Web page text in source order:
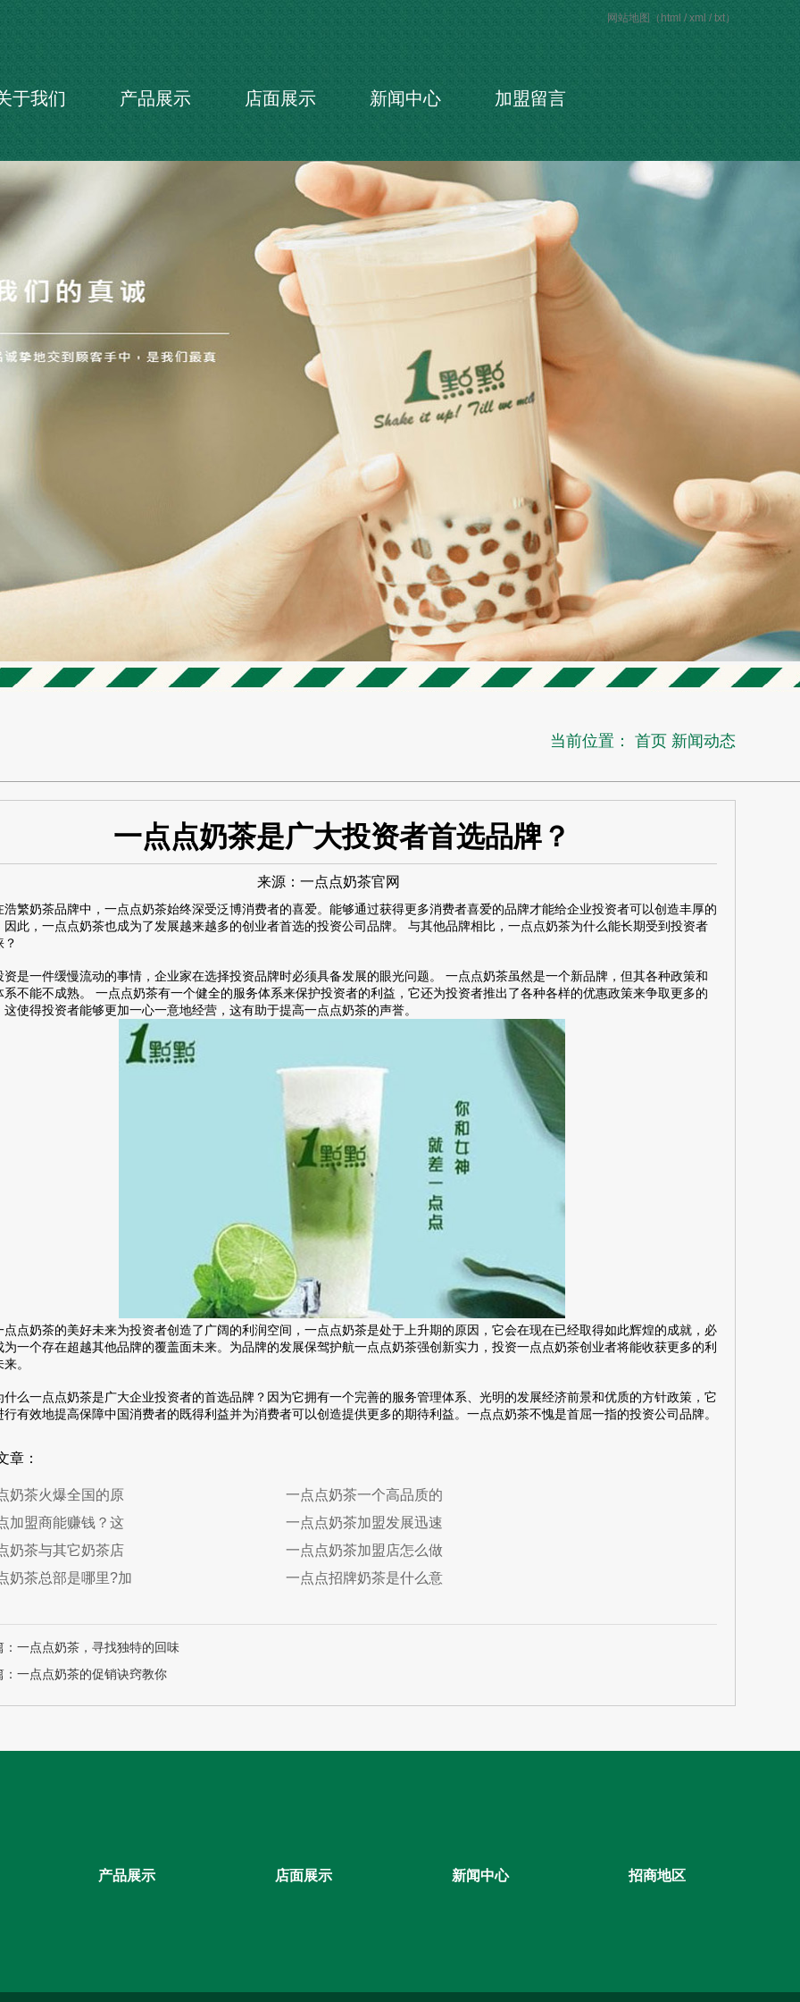
网站地图（ html / xml / txt）
于我们 产品展示 店面展示 新闻中心 加盟留言
当前位置： 首页 新闻动态
一点点奶茶是广大投资者首选品牌？
来源： 一点点奶茶官网
奶茶品牌中， 一点点奶茶始终深受泛博消费者的喜爱。能够通过获得更多消费者喜爱的品牌才能给企业投资者可以创造丰厚的
因此，一点点奶茶也成为了发展越来越多的创业者首选的投资公司品牌。 与其他品牌相比，一点点奶茶为什么能长期受到投资者
？
一件缓慢流动的事情，企业家在选择投资品牌时必须具备发展的眼光问题。 一点点奶茶虽然是一个新品牌，但其各种政策和
系不能不成熟。 一点点奶茶有一个健全的服务体系来保护投资者的利益，它还为投资者推出了各种各样的优惠政策来争取更多的
这使得投资者能够更加一心一意地经营，这有助于提高一点点奶茶的声誉。
奶茶的美好未来为投资者创造了广阔的利润空间，一点点奶茶是处于上升期的原因，它会在现在已经取得如此辉煌的成就，必
为一个存在超越其他品牌的覆盖面未来。为品牌的发展保驾护航一点点奶茶强创新实力，投资一点点奶茶创业者将能收获更多的利
。
一点点奶茶是广大企业投资者的首选品牌？因为它拥有一个完善的服务管理体系、光明的发展经济前景和优质的方针政策，它
行有效地提高保障中国消费者的既得利益并为消费者可以创造提供更多的期待利益。一点点奶茶不愧是首屈一指的投资公司品牌。
章：
奶茶火爆全国的原
一点点奶茶一个高品质的
加盟商能赚钱？这
一点点奶茶加盟发展迅速
奶茶与其它奶茶店
一点点奶茶加盟店怎么做
奶茶总部是哪里?加
一点点招牌奶茶是什么意
：一点点奶茶，寻找独特的回味
：一点点奶茶的促销诀窍教你
产品展示 店面展示 新闻中心 招商地区